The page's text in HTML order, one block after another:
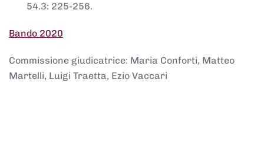
54.3: 225-256.
Bando 2020
Commissione giudicatrice: Maria Conforti, Matteo
Martelli, Luigi Traetta, Ezio Vaccari